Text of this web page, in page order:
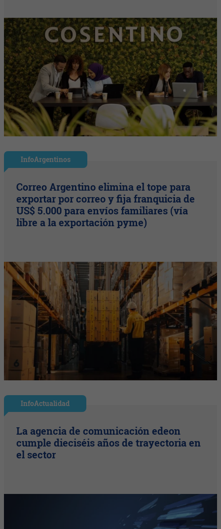
InfoArgentinos
Correo Argentino elimina el tope para
exportar por correo y fija franquicia de
US$ 5.000 para envíos familiares (vía
libre a la exportación pyme)
InfoActualidad
La agencia de comunicación edeon
cumple dieciséis años de trayectoria en
el sector